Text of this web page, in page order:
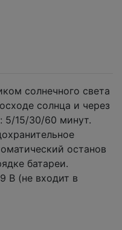
солнечного света
солнца и через
5/15/30/60 минут.
останов
батареи.
В (не входит в